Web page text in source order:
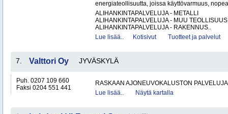
energiateollisuutta, joissa käyttövarmuus,
ALIHANKINTAPALVELUJA - METALLI
ALIHANKINTAPALVELUJA - MUU TEOLLISUUS
ALIHANKINTAPALVELUJA - RAKENNUS..
Lue lisää..
Kotisivut Tuotteet ja palvelut
7. Valttori Oy JYVÄSKYLÄ
Puh. 0207 109 660
Faksi 0204 551 441
RASKAAN AJONEUVOKALUSTON
Lue lisää..
Näytä kartalla